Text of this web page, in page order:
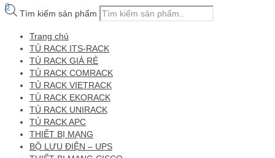
0
Tìm kiếm sản phẩm
Trang chủ
TỦ RACK ITS-RACK
TỦ RACK GIÁ RẺ
TỦ RACK COMRACK
TỦ RACK VIETRACK
TỦ RACK EKORACK
TỦ RACK UNIRACK
TỦ RACK APC
THIẾT BỊ MẠNG
BỘ LƯU ĐIỆN – UPS